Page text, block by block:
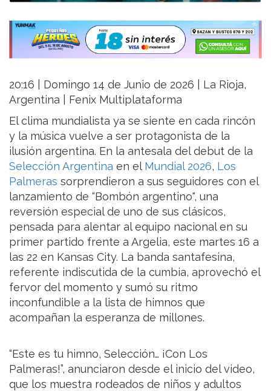
20:16 | Domingo 14 de Junio de 2026 | La Rioja,
Argentina | Fenix Multiplataforma
El clima mundialista ya se siente en cada rincón
y la música vuelve a ser protagonista de la
ilusión argentina. En la antesala del debut de la
Selección Argentina en el Mundial 2026, Los
Palmeras sorprendieron a sus seguidores con el
lanzamiento de “Bombón argentino", una
reversión especial de uno de sus clásicos,
pensada para alentar al equipo nacional en su
primer partido frente a Argelia, este martes 16 a
las 22 en Kansas City. La banda santafesina,
referente indiscutida de la cumbia, aprovechó el
fervor del momento y sumó su ritmo
inconfundible a la lista de himnos que
acompañan la esperanza de millones.
“Este es tu himno, Selección… ¡Con Los
Palmeras!”, anunciaron desde el inicio del video,
que los muestra rodeados de niños y adultos